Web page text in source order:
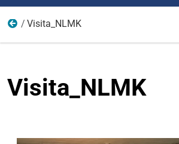
Immagini notizie
Visita_NLMK
Visita_NLMK